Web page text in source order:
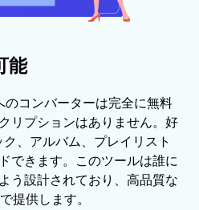
能
コンバーターは完全に無料
リプションはありません。好
、アルバム、プレイリスト
できます。このツールは誰に
う設計されており、高品質な
提供します。